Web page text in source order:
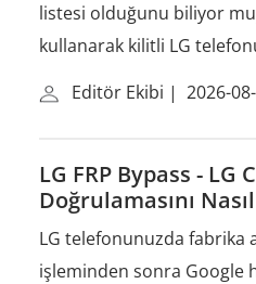
listesi olduğunu biliyor
kullanarak kilitli LG
Editör Ekibi | 2026-
LG FRP Bypass - LG
Doğrulamasını
LG telefonunuzda fabrika
işleminden sonra Google